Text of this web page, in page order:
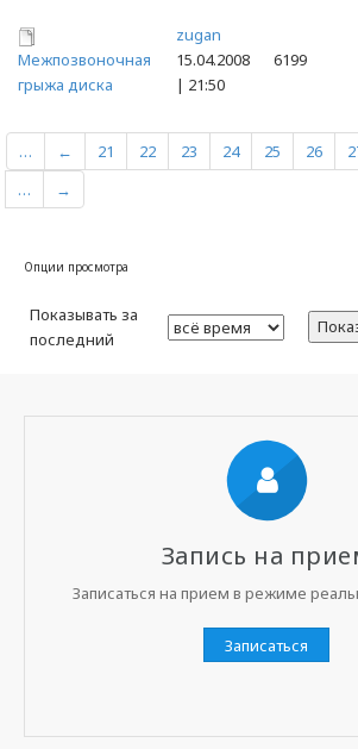
Межпозвоночная
грыжа диска
zugan
15.04.2008
| 21:50
6199
… ← 21 22 23 24 25 26
…
→
Опции просмотра
Показывать за
последний
Запись на
Записаться на прием в режиме
Записаться